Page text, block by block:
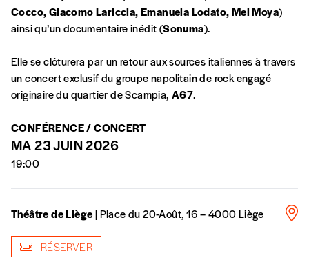
motivations.
Vous vous abonnez pour l’année civile en
cours ou vous commandez au numéro.
Vous indiquez si vous souhaitez recevoir la
Vous versez le montant de votre choix sur le
2190avec en communication le numéro de
confirmation et la mention “participation
Imag”.
Cocco, Giacomo Lariccia, Emanuela Lodato, Mel Moya)
ainsi qu’un documentaire inédit (Sonuma).
Elle se clôturera par un retour aux sources italiennes à travers
un concert exclusif du groupe napolitain de rock engagé
originaire du quartier de Scampia, A67.
CONFÉRENCE / CONCERT
MA 23 JUIN 2026
19:00
Théâtre de Liège| Place du 20-Août, 16 – 4000 Liège
RÉSERVER